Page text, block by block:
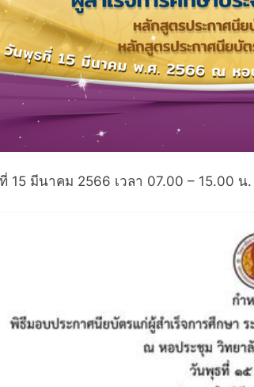
15 มีนาคม 2566 เวลา 07.00 – 15.00